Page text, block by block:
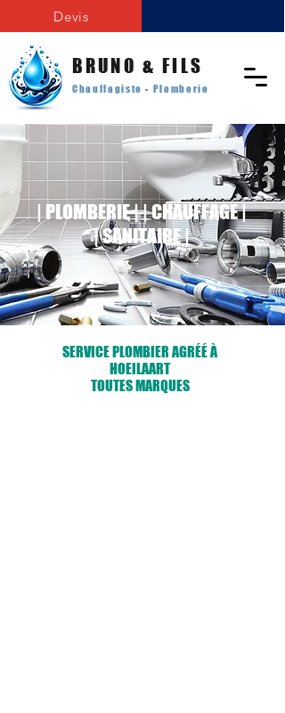
Devis
BRUNO & FILS
Chauffagiste - Plomberie
|PLOMBERIE| |CHAUFFAGE|
| SANITAIRE |
SERVICE PLOMBIER AGRÉÉ À
HOEILAART
TOUTES MARQUES